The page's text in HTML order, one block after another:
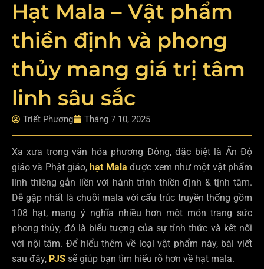
Hạt Mala – Vật phẩm
thiền định và phong
thủy mang giá trị tâm
linh sâu sắc
Triết Phương Tháng 7 10, 2025
Xa xưa trong văn hóa phương Đông, đặc biệt là Ấn Độ
giáo và Phật giáo,hạt Mala được xem như một vật phẩm
linh thiêng gắn liền với hành trình thiền định & tịnh tâm.
Dễ gặp nhất là chuỗi mala với cấu trúc truyền thống gồm
108 hạt, mang ý nghĩa nhiều hơn một món trang sức
phong thủy, đó là biểu tượng của sự tỉnh thức và kết nối
với nội tâm. Để hiểu thêm về loại vật phẩm này, bài viết
sau đây, PJS sẽ giúp bạn tìm hiểu rõ hơn về hạt mala.